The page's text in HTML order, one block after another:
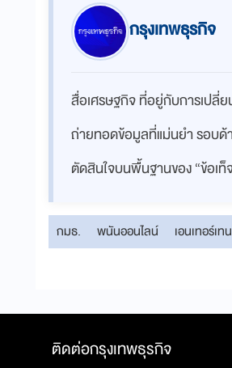
กรุงเทพธุรกิจ
สื่อเศรษฐกิจ ที่อยู่กับการเปลี่
ถ่ายทอดข้อมูลที่แม่นยำ รอบด้
ตัดสินใจบนพื้นฐานของ “ข้อเท็
กมธ. พนันออนไลน์ เอนเทอร์เ
ติดต่อกรุงเทพธุรกิจ